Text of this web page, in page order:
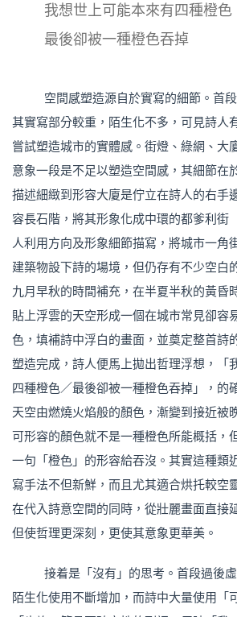
我想世上可能本來有四種橙色
最後卻被一種橙色吞掉
空間感塑造源自於實寫的細節。首
其實寫部分較重，陌生化不多，可見詩人
嘗試塑造城市的實體感。街燈、綠網、大
意象一段是不足以塑造空間感，其細節在
描述細緻到形容大廈是佇立在詩人的右手
容長石階，將其形象化成中環的都爹利街
人利用方向及形象細節描寫，將城市一角
建築物設下詩的場境，但仍存有不少空白
九月早秋的時間補充，在半夏半秋的黃昏
貼上浮雲的天空形成一個在城市常見卻容
色，填補詩中浮白的畫面，並奠定整首詩
塑造完成，詩人便馬上拋出哲理浮想，「
四種橙色／最後卻被一種橙色吞掉」，的
天空由燃燒火焰般的顏色，漸變到接近被
可形容的顏色就不是一種橙色所能概括，
一句「橙色」的形容給吞沒。其實這種類
寫手法不但新鮮，而且尤其適合烘托較空
在代入詩意空間的同時，從壯麗畫面直接
但使哲理更深刻，更使其意象更華美。
接着是「沒有」的思考。首段過後
陌生化使用不斷增加，而詩中大量使用「